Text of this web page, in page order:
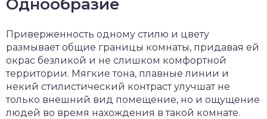
Однообразие
Приверженность одному стилю и цвету
размывает общие границы комнаты, придавая ей
окрас безликой и не слишком комфортной
территории. Мягкие тона, плавные линии и
некий стилистический контраст улучшат не
только внешний вид помещение, но и ощущение
людей во время нахождения в такой комнате.